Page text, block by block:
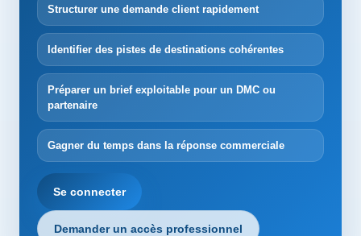
Structurer une demande client rapidement
Identifier des pistes de destinations cohérentes
Préparer un brief exploitable pour un DMC ou
partenaire
Gagner du temps dans la réponse commerciale
Se connecter
Demander un accès professionnel